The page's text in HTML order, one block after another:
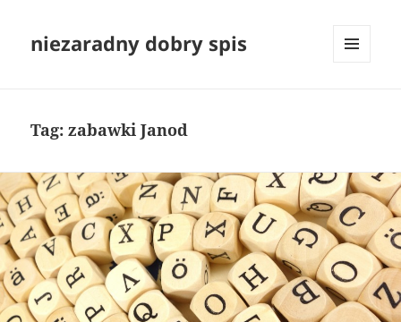
niezaradny dobry spis
Tag:zabawki Janod